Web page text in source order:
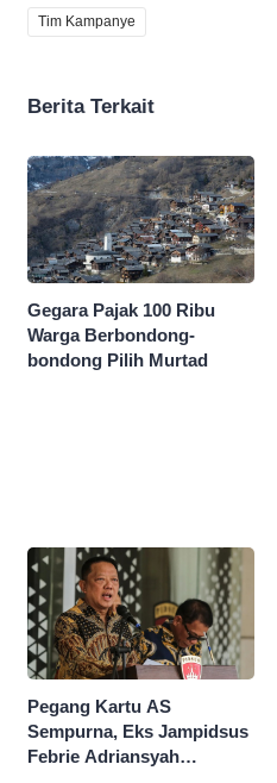
Tim Kampanye
Berita Terkait
Gegara Pajak 100 Ribu
Warga Berbondong-
bondong Pilih Murtad
Pegang Kartu AS
Sempurna, Eks Jampidsus
Febrie Adriansyah